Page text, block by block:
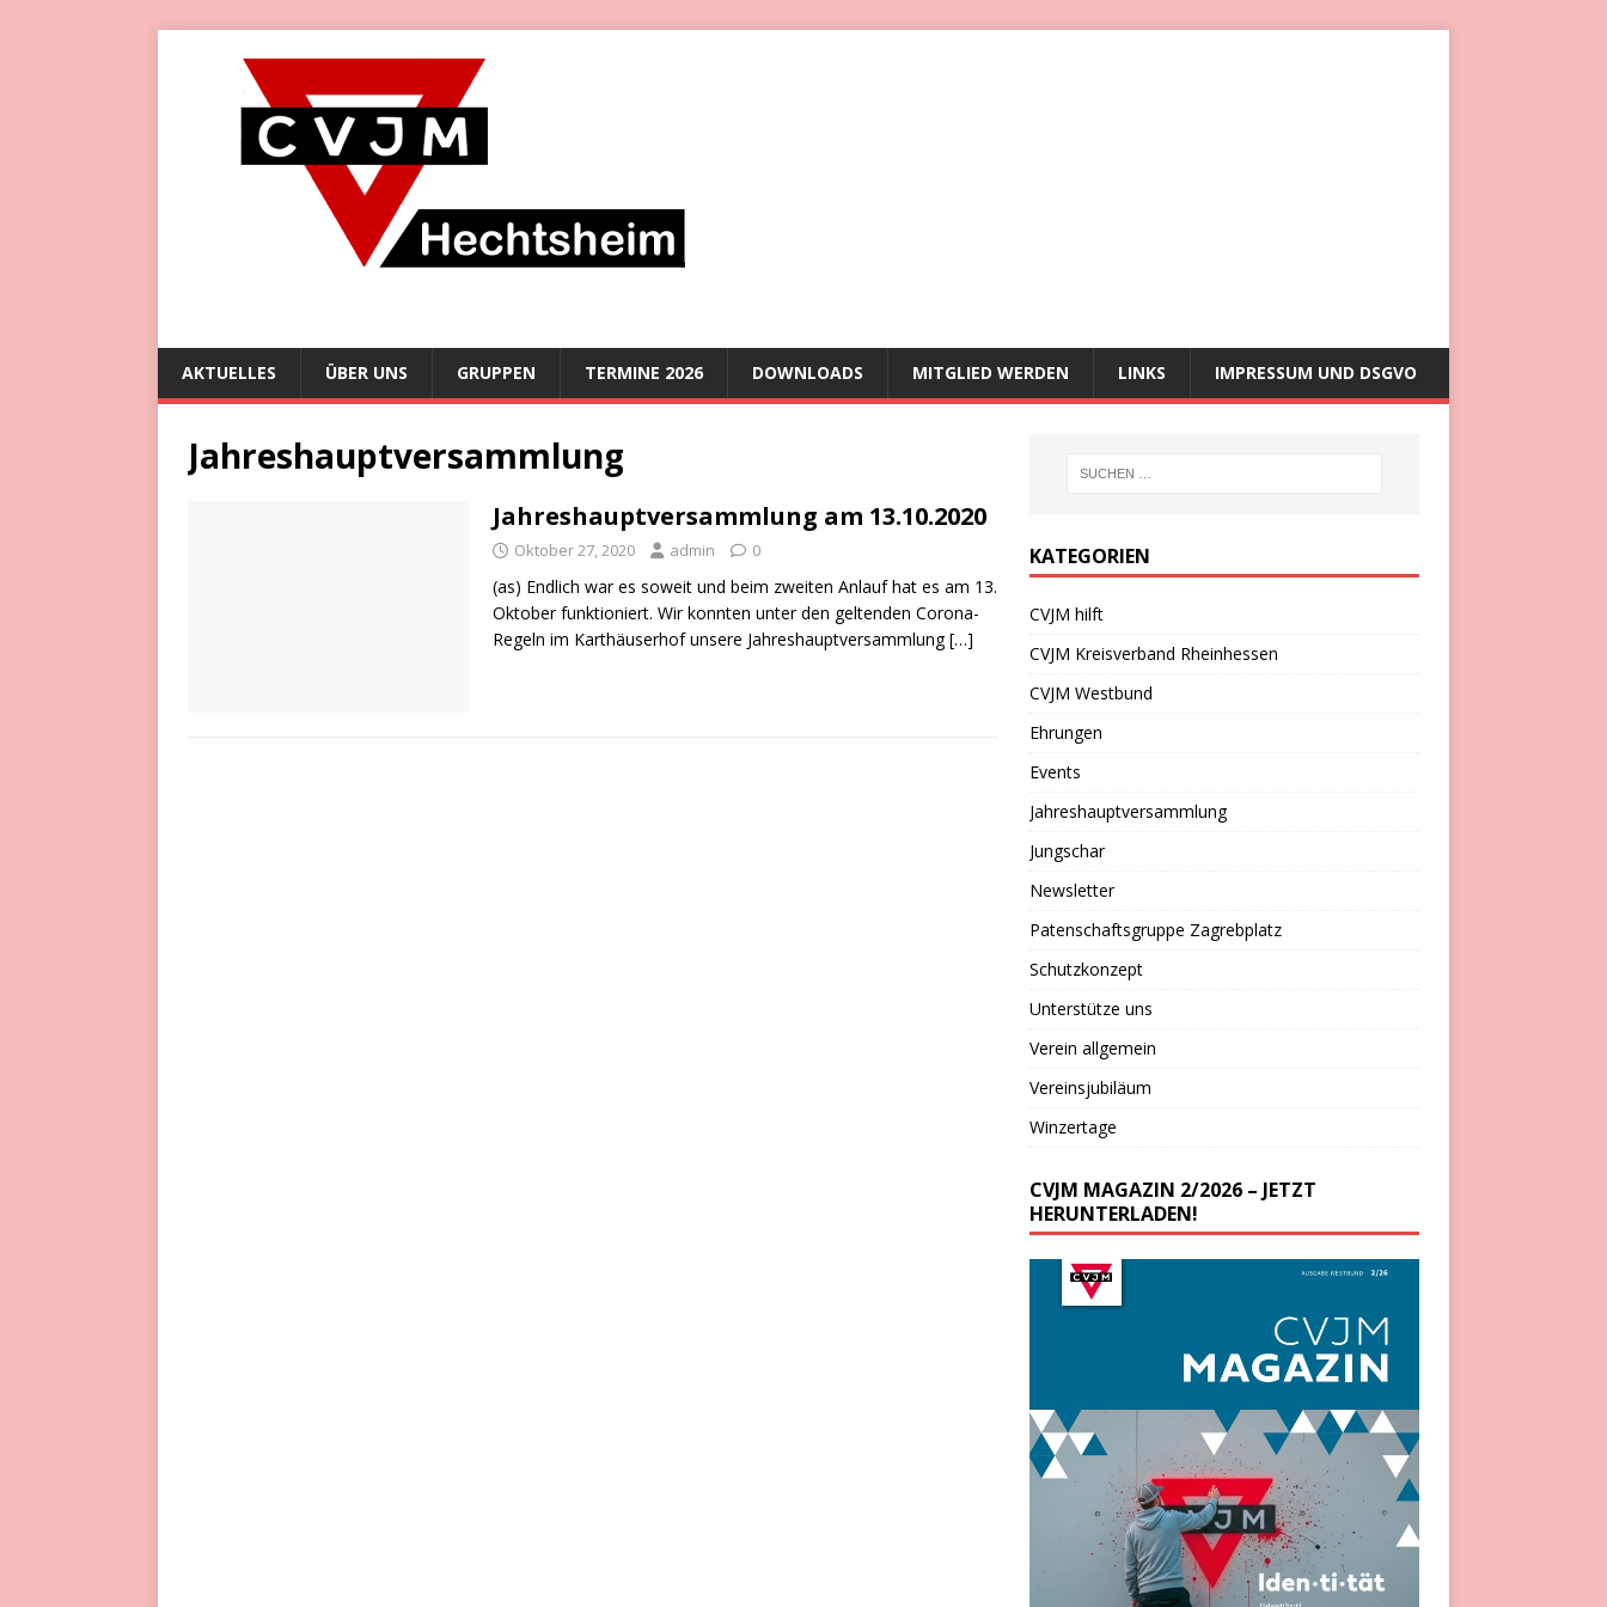
AKTUELLES ÜBER UNS GRUPPEN TERMINE 2026 DOWNLOADS MITGLIED WERDEN LINKS IMPRESSUM UND DSGVO
Jahreshauptversammlung
Jahreshauptversammlung am 13.10.2020
Oktober 27, 2020 admin 0
(as) Endlich war es soweit und beim zweiten Anlauf hat es am 13.
Oktober funktioniert. Wir konnten unter den geltenden Corona-
Regeln im Karthäuserhof unsere Jahreshauptversammlung[…]
KATEGORIEN
CVJM hilft
CVJM Kreisverband Rheinhessen
CVJM Westbund
Ehrungen
Events
Jahreshauptversammlung
Jungschar
Newsletter
Patenschaftsgruppe Zagrebplatz
Schutzkonzept
Unterstütze uns
Verein allgemein
Vereinsjubiläum
Winzertage
CVJM MAGAZIN 2/2026 – JETZT
HERUNTERLADEN!